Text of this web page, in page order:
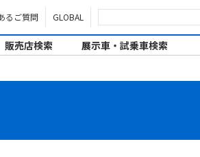
るご質問 GLOBAL
販売店検索 展示車・試乗車検索